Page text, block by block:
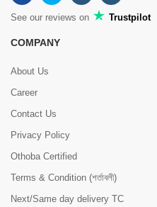
See our reviews on Trustpilot
COMPANY
About Us
Career
Contact Us
Privacy Policy
Othoba Certified
Terms & Condition (শর্তাবলী)
Next/Same day delivery TC